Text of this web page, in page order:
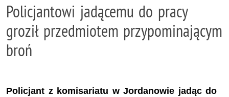
Policjantowi jadącemu do pracy
groził przedmiotem przypominającym
broń
Policjant z komisariatu w Jordanowie jadąc do